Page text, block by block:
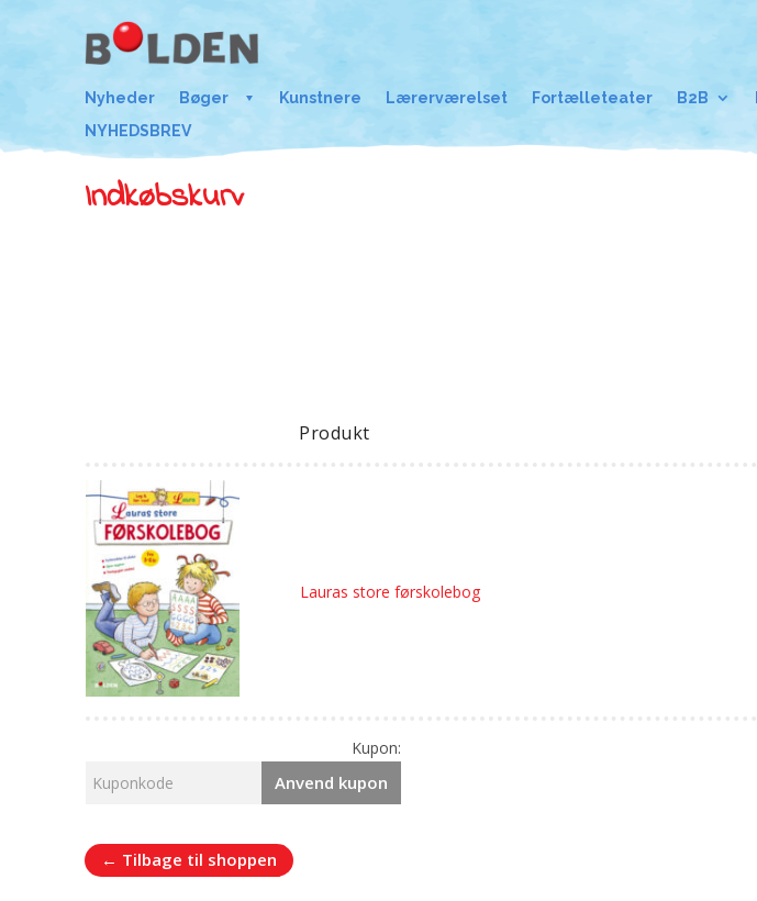
Nyheder Bøger Kunstnere Lærerværelset Fortælleteater B2B
NYHEDSBREV
Indkøbskurv
Produkt
Lauras store førskolebog
Kupon:
Anvend kupon
← Tilbage til shoppen